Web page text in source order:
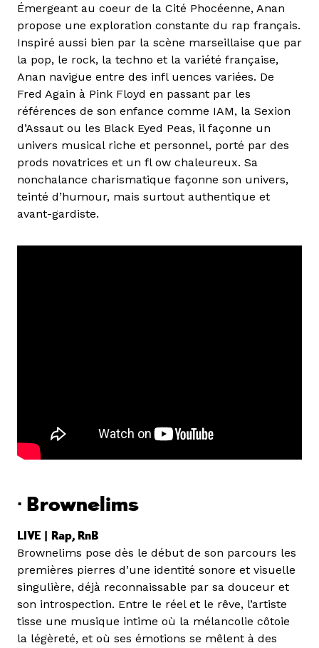
Émergeant au coeur de la Cité Phocéenne, Anan
propose une exploration constante du rap français.
Inspiré aussi bien par la scène marseillaise que par
la pop, le rock, la techno et la variété française,
Anan navigue entre des infl uences variées. De
Fred Again à Pink Floyd en passant par les
références de son enfance comme IAM, la Sexion
d’Assaut ou les Black Eyed Peas, il façonne un
univers musical riche et personnel, porté par des
prods novatrices et un fl ow chaleureux. Sa
nonchalance charismatique façonne son univers,
teinté d’humour, mais surtout authentique et
avant-gardiste.
· Brownelims
LIVE | Rap, RnB
Brownelims pose dès le début de son parcours les
premières pierres d’une identité sonore et visuelle
singulière, déjà reconnaissable par sa douceur et
son introspection. Entre le réel et le rêve, l’artiste
tisse une musique intime où la mélancolie côtoie
la légèreté, et où ses émotions se mêlent à des